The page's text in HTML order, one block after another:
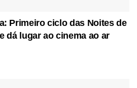
Primeiro ciclo das Noites de
dá lugar ao cinema ao ar